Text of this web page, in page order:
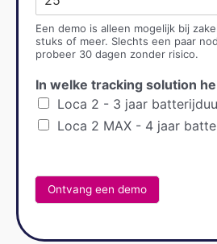
n
n
u
m
e
r
*
Een demo is alleen mogelijk bij
stuks of meer. Slechts een paar
probeer 30 dagen zonder risico.
In welke tracking solution
Loca 2 - 3 jaar
Loca 2 MAX - 4 jaar
Ontvang een demo